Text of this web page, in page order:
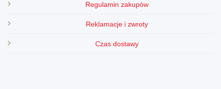
Regulamin zakupów
Reklamacje i zwroty
Czas dostawy